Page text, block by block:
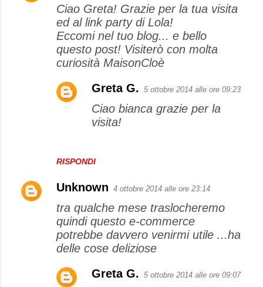
Ciao Greta! Grazie per la tua visita
ed al link party di Lola!
Eccomi nel tuo blog... e bello
questo post! Visiterò con molta
curiosità MaisonCloè
RISPONDI
Greta G. 5 ottobre 2014 alle ore 09:23
Ciao bianca grazie per la
visita!
Unknown 4 ottobre 2014 alle ore 23:14
tra qualche mese traslocheremo
quindi questo e-commerce
potrebbe davvero venirmi utile ...ha
delle cose deliziose
Greta G. 5 ottobre 2014 alle ore 09:07